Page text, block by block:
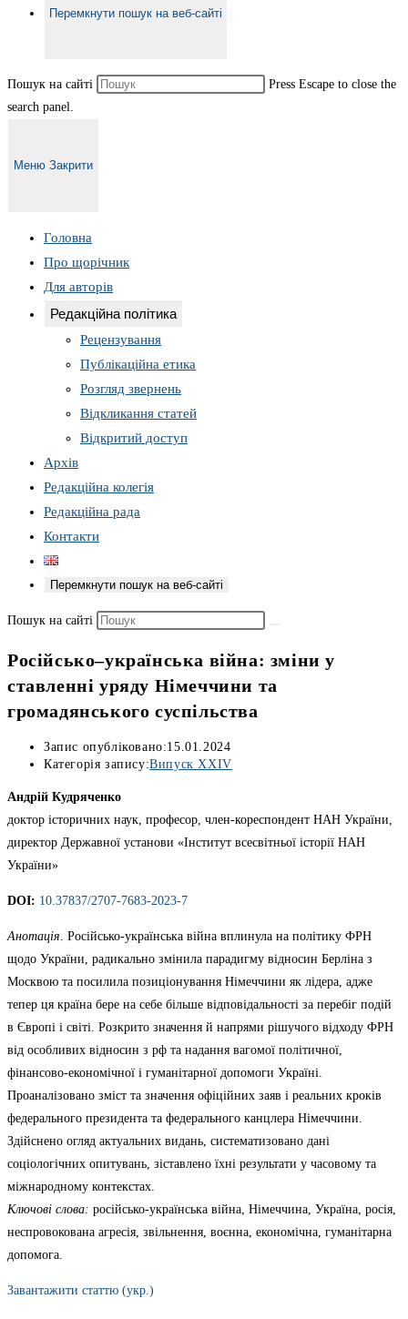
Перемкнути пошук на веб-сайті
Пошук на сайті
Press Escape to close the
search panel.
Меню Закрити
Головна
Про щорічник
Для авторів
Редакційна політика
Рецензування
Публікаційна етика
Розгляд звернень
Відкликання статей
Відкритий доступ
Архів
Редакційна колегія
Редакційна рада
Контакти
Перемкнути пошук на веб-сайті
Пошук на сайті
Російсько–українська війна: зміни у
ставленні уряду Німеччини та
громадянського суспільства
Запис опубліковано:15.01.2024
Категорія запису:Випуск XXIV
Андрій Кудряченко
доктор історичних наук, професор, член-кореспондент НАН України,
директор Державної установи «Інститут всесвітньої історії НАН
України»
DOI: 10.37837/2707-7683-2023-7
Анотація. Російсько-українська війна вплинула на політику ФРН
щодо України, радикально змінила парадигму відносин Берліна з
Москвою та посилила позиціонування Німеччини як лідера, адже
тепер ця країна бере на себе більше відповідальності за перебіг подій
в Європі і світі. Розкрито значення й напрями рішучого відходу ФРН
від особливих відносин з рф та надання вагомої політичної,
фінансово-економічної і гуманітарної допомоги Україні.
Проаналізовано зміст та значення офіційних заяв і реальних кроків
федерального президента та федерального канцлера Німеччини.
Здійснено огляд актуальних видань, систематизовано дані
соціологічних опитувань, зіставлено їхні результати у часовому та
міжнародному контекстах.
Ключові слова: російсько-українська війна, Німеччина, Україна, росія,
неспровокована агресія, звільнення, воєнна, економічна, гуманітарна
допомога.
Завантажити статтю (укр.)